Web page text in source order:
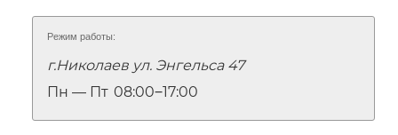
Режим работы:
г.Николаев ул. Энгельса 47
Пн — Пт 08:00‒17:00